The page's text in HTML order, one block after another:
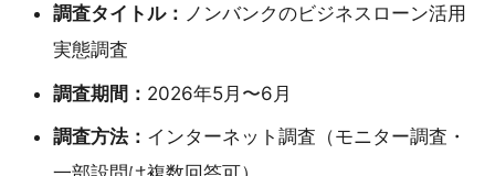
調査タイトル： ノンバンクのビジネスローン活用
実態調査
調査期間： 2026年5月〜6月
調査方法： インターネット調査（モニター調査・